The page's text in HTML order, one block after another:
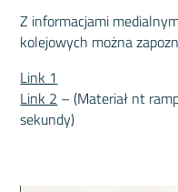
Z informacjami
kolejowych można
Link 1
Link 2 – (Materiał nt
sekundy)